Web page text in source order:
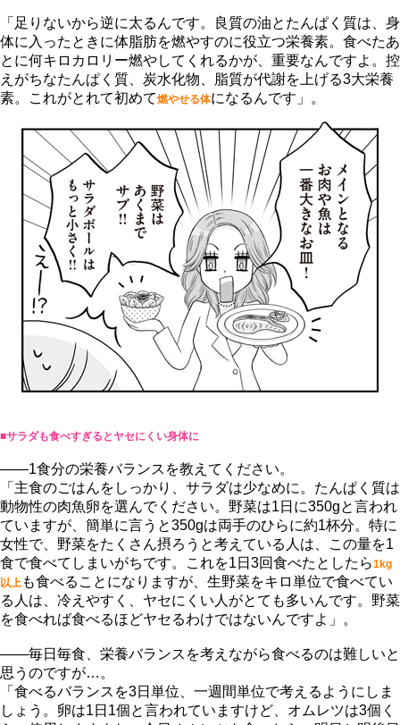
「足りないから逆に太るんです。良質の油とたんぱく質は、身
体に入ったときに体脂肪を燃やすのに役立つ栄養素。食べたあ
とに何キロカロリー燃やしてくれるかが、重要なんですよ。控
えがちなたんぱく質、炭水化物、脂質が代謝を上げる3大栄養
素。これがとれて初めて燃やせる体になるんです」。
■サラダも食べすぎるとヤセにくい身体に
――1食分の栄養バランスを教えてください。
「主食のごはんをしっかり、サラダは少なめに。たんぱく質は
動物性の肉魚卵を選んでください。野菜は1日に350gと言われ
ていますが、簡単に言うと350gは両手のひらに約1杯分。特に
女性で、野菜をたくさん摂ろうと考えている人は、この量を1
食で食べてしまいがちです。これを1日3回食べたとしたら1kg
以上 も食べることになりますが、生野菜をキロ単位で食べてい
る人は、冷えやすく、ヤセにくい人がとても多いんです。野菜
を食べれば食べるほどヤセるわけではないんですよ」。
――毎日毎食、栄養バランスを考えながら食べるのは難しいと
思うのですが…。
「食べるバランスを3日単位、一週間単位で考えるようにしま
しょう。卵は1日1個と言われていますけど、オムレツは3個く